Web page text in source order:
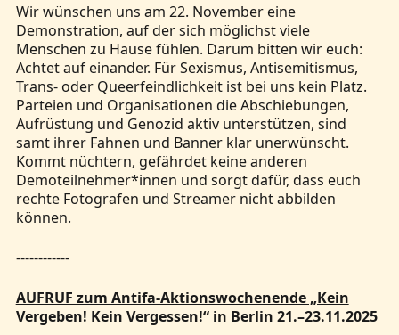
Wir wünschen uns am 22. November eine
Demonstration, auf der sich möglichst viele
Menschen zu Hause fühlen. Darum bitten wir euch:
Achtet auf einander. Für Sexismus, Antisemitismus,
Trans- oder Queerfeindlichkeit ist bei uns kein Platz.
Parteien und Organisationen die Abschiebungen,
Aufrüstung und Genozid aktiv unterstützen, sind
samt ihrer Fahnen und Banner klar unerwünscht.
Kommt nüchtern, gefährdet keine anderen
Demoteilnehmer*innen und sorgt dafür, dass euch
rechte Fotografen und Streamer nicht abbilden
können.
------------
AUFRUF zum Antifa-Aktionswochenende „Kein
Vergeben! Kein Vergessen!“ in Berlin 21.–23.11.2025